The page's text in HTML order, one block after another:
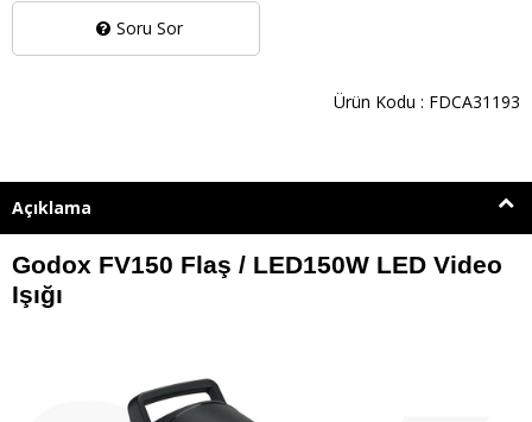
Soru Sor
Ürün Kodu : FDCA31193
Açıklama
Godox FV150 Flaş / LED150W LED Video
Işığı